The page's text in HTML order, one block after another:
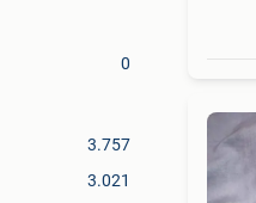
0
3.757
3.021